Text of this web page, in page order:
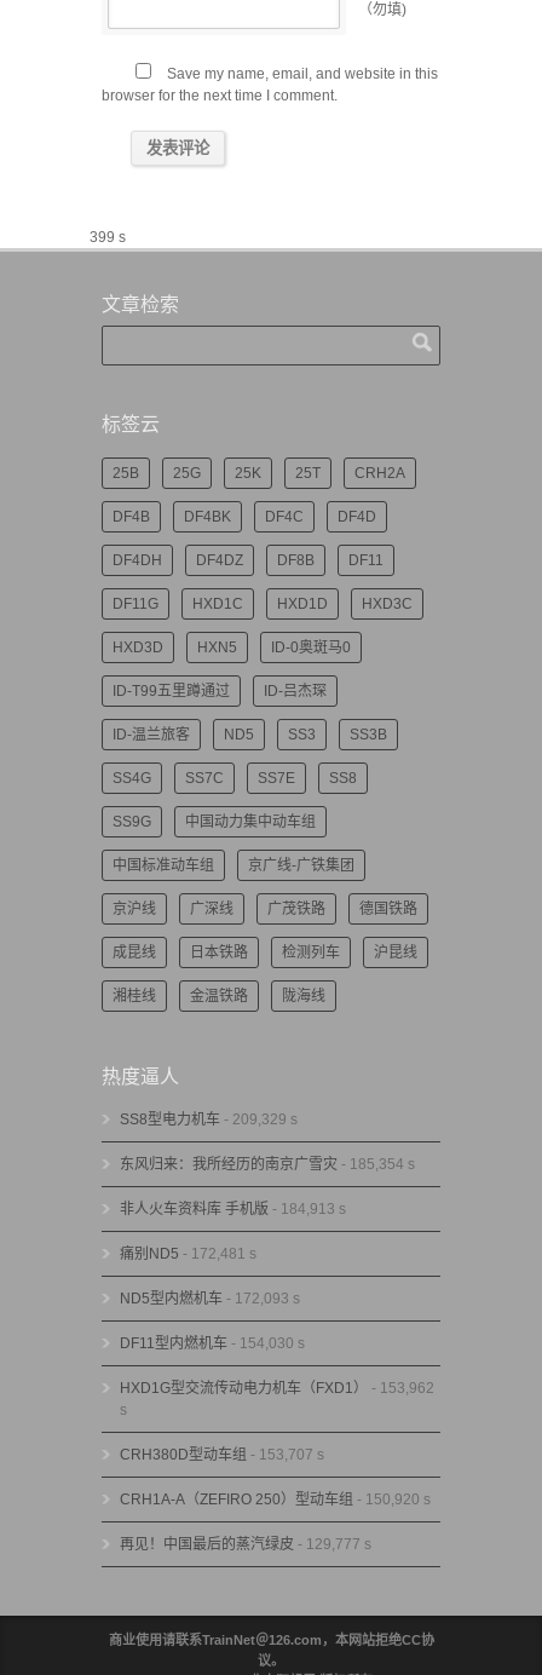
（勿填)
Save my name, email, and website in this
browser for the next time I comment.
399 s
文章检索
标签云
25B 25G 25K 25T CRH2A
DF4B DF4BK DF4C DF4D
DF4DH DF4DZ DF8B DF11
DF11G HXD1C HXD1D HXD3C
HXD3D HXN5 ID-0奥斑马0
ID-T99五里蹲通过 ID-吕杰琛
ID-温兰旅客 ND5 SS3 SS3B
SS4G SS7C SS7E SS8
SS9G 中国动力集中动车组
中国标准动车组 京广线-广铁集团
京沪线 广深线 广茂铁路 德国铁路
成昆线 日本铁路 检测列车 沪昆线
湘桂线 金温铁路 陇海线
热度逼人
SS8型电力机车 - 209,329 s
东风归来：我所经历的南京广雪灾 - 185,354 s
非人火车资料库 手机版 - 184,913 s
痛别ND5 - 172,481 s
ND5型内燃机车 - 172,093 s
DF11型内燃机车 - 154,030 s
HXD1G型交流传动电力机车（FXD1）
- 153,962
s
CRH380D型动车组 - 153,707 s
CRH1A-A（ZEFIRO 250）型动车组 - 150,920 s
再见！中国最后的蒸汽绿皮 - 129,777 s
商业使用请联系TrainNet＠126.com，本网站拒绝CC协
议。